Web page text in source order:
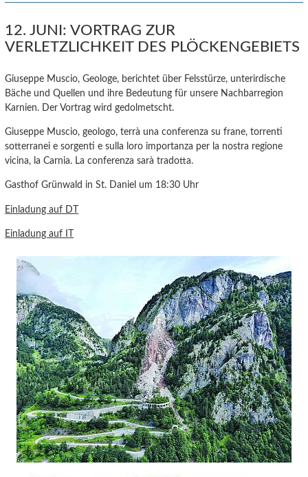
12. JUNI: VORTRAG ZUR
VERLETZLICHKEIT DES PLÖCKENGEBIETS
Giuseppe Muscio, Geologe, berichtet über Felsstürze, unterirdische
Bäche und Quellen und ihre Bedeutung für unsere Nachbarregion
Karnien. Der Vortrag wird gedolmetscht.
Giuseppe Muscio, geologo, terrà una conferenza su frane, torrenti
sotterranei e sorgenti e sulla loro importanza per la nostra regione
vicina, la Carnia. La conferenza sarà tradotta.
Gasthof Grünwald in St. Daniel um 18:30 Uhr
Einladung auf DT
Einladung auf IT